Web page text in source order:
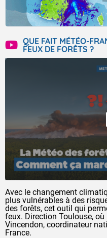
QUE FAIT MÉTÉO-
FEUX DE FORÊTS ?
Avec le changement
plus vulnérables à des
des forêts, cet outil qui
feux. Direction Toulouse,
Vincendon, coordinateur
France.